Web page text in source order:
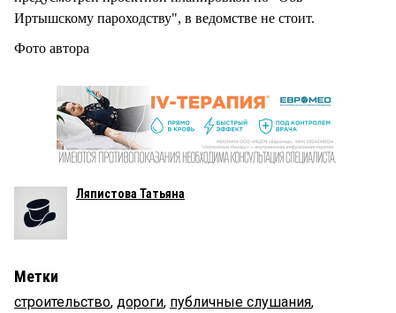
Иртышскому пароходству", в ведомстве не стоит.
Фото автора
Ляпистова Татьяна
Метки
строительство, дороги, публичные слушания,